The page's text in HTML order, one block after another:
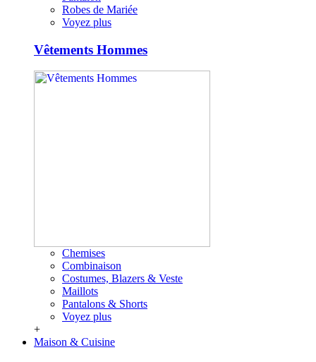
Robes de Mariée
Voyez plus
Vêtements Hommes
Chemises
Combinaison
Costumes, Blazers & Veste
Maillots
Pantalons & Shorts
Voyez plus
+
Maison & Cuisine